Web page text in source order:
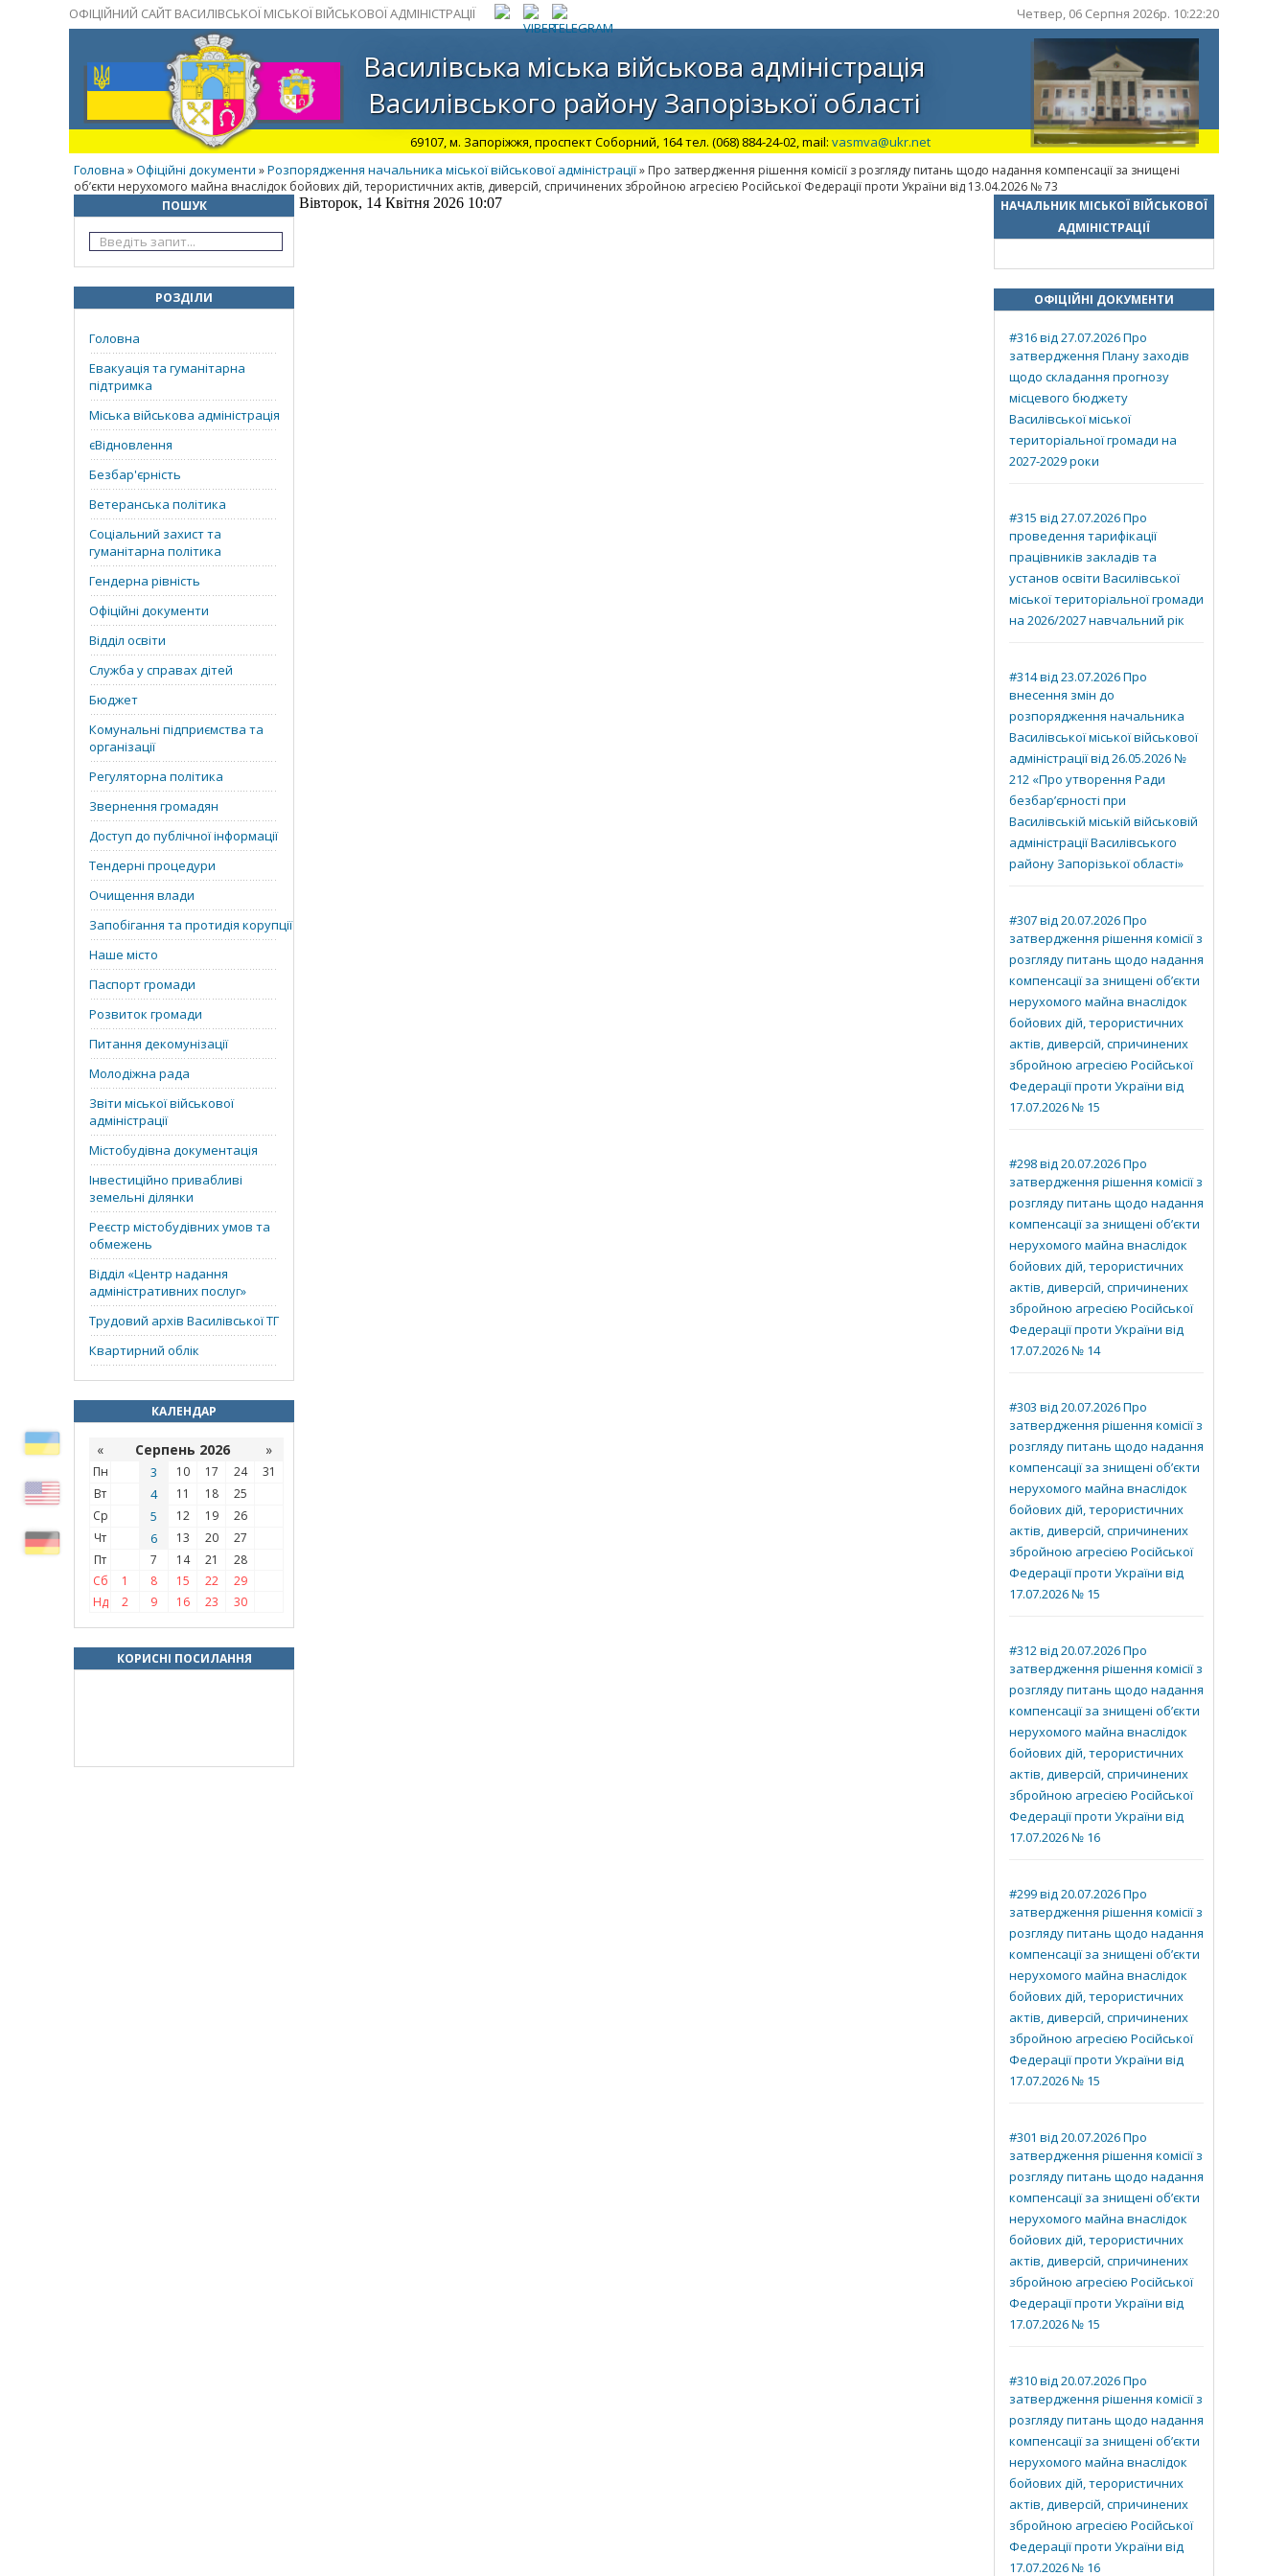
ОФІЦІЙНИЙ САЙТ ВАСИЛІВСЬКОЇ МІСЬКОЇ ВІЙСЬКОВОЇ АДМІНІСТРАЦІЇ Четвер, 06 Серпня 2026р. 10:22:21
Василівська міська військова адміністрація
Василівського району Запорізької області
69107, м. Запоріжжя, проспект Соборний, 164 тел. (068) 884-24-02, mail: vasmva@ukr.net
Головна »Офіційні документи »Розпорядження начальника міської військової адміністрації» Про затвердження рішення комісії з розгляду питань щодо надання компенсації за знищені
об’єкти нерухомого майна внаслідок бойових дій, терористичних актів, диверсій, спричинених збройною агресією Російської Федерації проти України від 13.04.2026 № 73
ПОШУК
РОЗДІЛИ
Головна
Евакуація та гуманітарна
підтримка
Міська військова адміністрація
єВідновлення
Безбар'єрність
Ветеранська політика
Соціальний захист та
гуманітарна політика
Гендерна рівність
Офіційні документи
Відділ освіти
Служба у справах дітей
Бюджет
Комунальні підприємства та
організації
Регуляторна політика
Звернення громадян
Доступ до публічної інформації
Тендерні процедури
Очищення влади
Запобігання та протидія корупції
Наше місто
Паспорт громади
Розвиток громади
Питання декомунізації
Молодіжна рада
Звіти міської військової
адміністрації
Містобудівна документація
Інвестиційно привабливі
земельні ділянки
Реєстр містобудівних умов та
обмежень
Відділ «‎Центр надання
адміністративних послуг»
Трудовий архів Василівської ТГ
Квартирний облік
КАЛЕНДАР
« Серпень 2026 »
Пн 3 10 17 24
31
Вт
4 11 18
25
Ср
5 12 19
26
Чт
6 13 20
27
Пт
7 14 21
28
Сб
1 8 15 22
29
Нд
2 9 16 23 30
КОРИСНІ ПОСИЛАННЯ
Вівторок, 14 Квітня 2026 10:07
НАЧАЛЬНИК МІСЬКОЇ ВІЙСЬКОВОЇ
АДМІНІСТРАЦІЇ
ОФІЦІЙНІ ДОКУМЕНТИ
#316 від 27.07.2026 Про
затвердження Плану заходів
щодо складання прогнозу
місцевого бюджету
Василівської міської
територіальної громади на
2027-2029 роки
#315 від 27.07.2026 Про
проведення тарифікації
працівників закладів та
установ освіти Василівської
міської територіальної громади
на 2026/2027 навчальний рік
#314 від 23.07.2026 Про
внесення змін до
розпорядження начальника
Василівської міської військової
адміністрації від 26.05.2026 №
212 «Про утворення Ради
безбар’єрності при
Василівській міській військовій
адміністрації Василівського
району Запорізької області»
#307 від 20.07.2026 Про
затвердження рішення комісії з
розгляду питань щодо надання
компенсації за знищені об’єкти
нерухомого майна внаслідок
бойових дій, терористичних
актів, диверсій, спричинених
збройною агресією Російської
Федерації проти України від
17.07.2026 № 15
#298 від 20.07.2026 Про
затвердження рішення комісії з
розгляду питань щодо надання
компенсації за знищені об’єкти
нерухомого майна внаслідок
бойових дій, терористичних
актів, диверсій, спричинених
збройною агресією Російської
Федерації проти України від
17.07.2026 № 14
#303 від 20.07.2026 Про
затвердження рішення комісії з
розгляду питань щодо надання
компенсації за знищені об’єкти
нерухомого майна внаслідок
бойових дій, терористичних
актів, диверсій, спричинених
збройною агресією Російської
Федерації проти України від
17.07.2026 № 15
#312 від 20.07.2026 Про
затвердження рішення комісії з
розгляду питань щодо надання
компенсації за знищені об’єкти
нерухомого майна внаслідок
бойових дій, терористичних
актів, диверсій, спричинених
збройною агресією Російської
Федерації проти України від
17.07.2026 № 16
#299 від 20.07.2026 Про
затвердження рішення комісії з
розгляду питань щодо надання
компенсації за знищені об’єкти
нерухомого майна внаслідок
бойових дій, терористичних
актів, диверсій, спричинених
збройною агресією Російської
Федерації проти України від
17.07.2026 № 15
#301 від 20.07.2026 Про
затвердження рішення комісії з
розгляду питань щодо надання
компенсації за знищені об’єкти
нерухомого майна внаслідок
бойових дій, терористичних
актів, диверсій, спричинених
збройною агресією Російської
Федерації проти України від
17.07.2026 № 15
#310 від 20.07.2026 Про
затвердження рішення комісії з
розгляду питань щодо надання
компенсації за знищені об’єкти
нерухомого майна внаслідок
бойових дій, терористичних
актів, диверсій, спричинених
збройною агресією Російської
Федерації проти України від
17.07.2026 № 16